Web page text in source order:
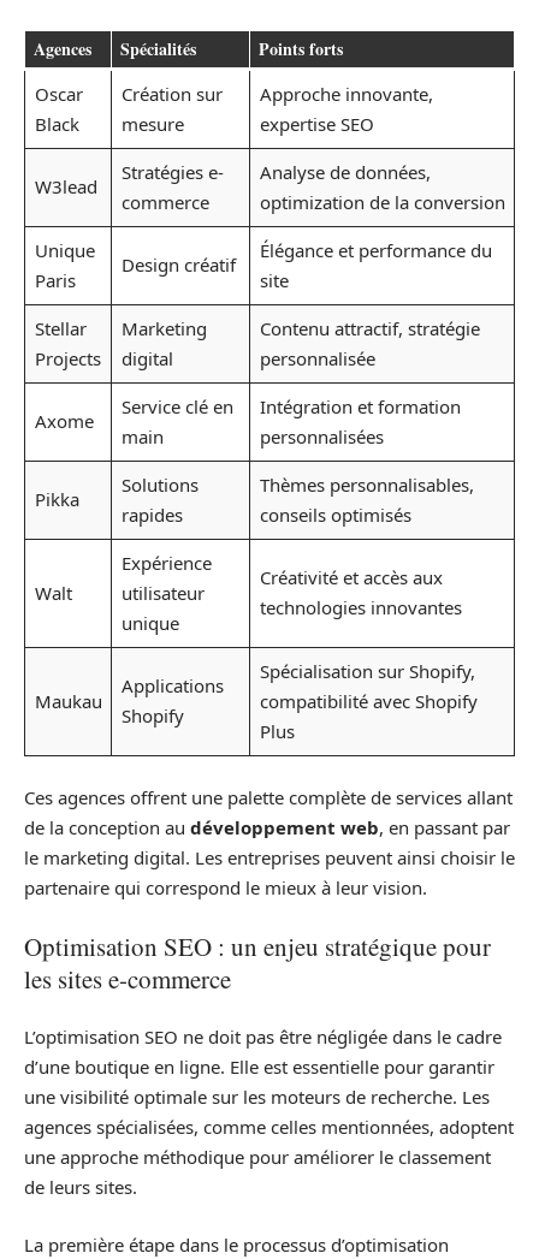
Agences Spécialités Points forts
Oscar
Black
Création sur
mesure
Approche innovante,
expertise SEO
W3lead
Stratégies e-
commerce
Analyse de données,
optimization de la conversion
Unique
Paris
Design créatif
Élégance et performance du
site
Stellar
Projects
Marketing
digital
Contenu attractif, stratégie
personnalisée
Axome
Service clé en
main
Intégration et formation
personnalisées
Pikka
Solutions
rapides
Thèmes personnalisables,
conseils optimisés
Walt
Expérience
utilisateur
unique
Créativité et accès aux
technologies innovantes
Maukau
Applications
Shopify
Spécialisation sur Shopify,
compatibilité avec Shopify
Plus
Ces agences offrent une palette complète de services allant
de la conception au développement web, en passant par
le marketing digital. Les entreprises peuvent ainsi choisir le
partenaire qui correspond le mieux à leur vision.
Optimisation SEO : un enjeu stratégique pour
les sites e-commerce
L’optimisation SEO ne doit pas être négligée dans le cadre
d’une boutique en ligne. Elle est essentielle pour garantir
une visibilité optimale sur les moteurs de recherche. Les
agences spécialisées, comme celles mentionnées, adoptent
une approche méthodique pour améliorer le classement
de leurs sites.
La première étape dans le processus d’optimisation